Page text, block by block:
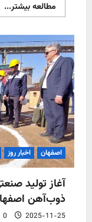
مطالعه بیشتر...
و
اصفهان اخبار روز
آغاز تولید
ذوب‌آهن
2025-11-25
0